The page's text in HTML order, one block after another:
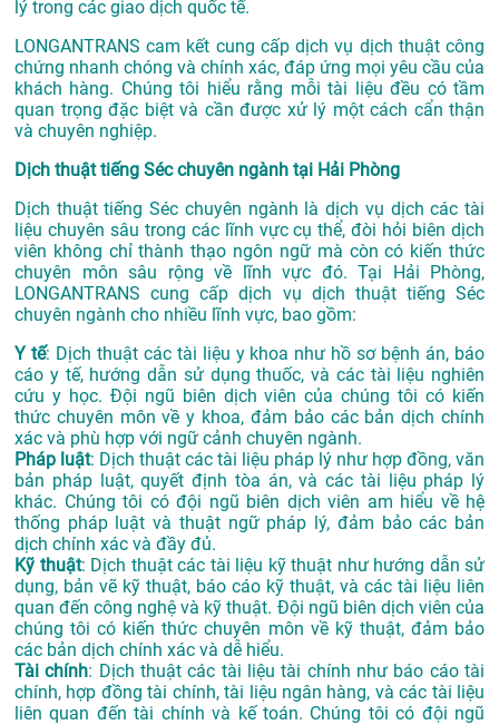
lý trong các giao dịch quốc tế.
LONGANTRANS cam kết cung cấp dịch vụ dịch thuật công
chứng nhanh chóng và chính xác, đáp ứng mọi yêu cầu của
khách hàng. Chúng tôi hiểu rằng mỗi tài liệu đều có tầm
quan trọng đặc biệt và cần được xử lý một cách cẩn thận
và chuyên nghiệp.
Dịch thuật tiếng Séc chuyên ngành tại Hải Phòng
Dịch thuật tiếng Séc chuyên ngành là dịch vụ dịch các tài
liệu chuyên sâu trong các lĩnh vực cụ thể, đòi hỏi biên dịch
viên không chỉ thành thạo ngôn ngữ mà còn có kiến thức
chuyên môn sâu rộng về lĩnh vực đó. Tại Hải Phòng,
LONGANTRANS cung cấp dịch vụ dịch thuật tiếng Séc
chuyên ngành cho nhiều lĩnh vực, bao gồm:
Y tế: Dịch thuật các tài liệu y khoa như hồ sơ bệnh án, báo
cáo y tế, hướng dẫn sử dụng thuốc, và các tài liệu nghiên
cứu y học. Đội ngũ biên dịch viên của chúng tôi có kiến
thức chuyên môn về y khoa, đảm bảo các bản dịch chính
xác và phù hợp với ngữ cảnh chuyên ngành.
Pháp luật: Dịch thuật các tài liệu pháp lý như hợp đồng, văn
bản pháp luật, quyết định tòa án, và các tài liệu pháp lý
khác. Chúng tôi có đội ngũ biên dịch viên am hiểu về hệ
thống pháp luật và thuật ngữ pháp lý, đảm bảo các bản
dịch chính xác và đầy đủ.
Kỹ thuật: Dịch thuật các tài liệu kỹ thuật như hướng dẫn sử
dụng, bản vẽ kỹ thuật, báo cáo kỹ thuật, và các tài liệu liên
quan đến công nghệ và kỹ thuật. Đội ngũ biên dịch viên của
chúng tôi có kiến thức chuyên môn về kỹ thuật, đảm bảo
các bản dịch chính xác và dễ hiểu.
Tài chính: Dịch thuật các tài liệu tài chính như báo cáo tài
chính, hợp đồng tài chính, tài liệu ngân hàng, và các tài liệu
liên quan đến tài chính và kế toán. Chúng tôi có đội ngũ